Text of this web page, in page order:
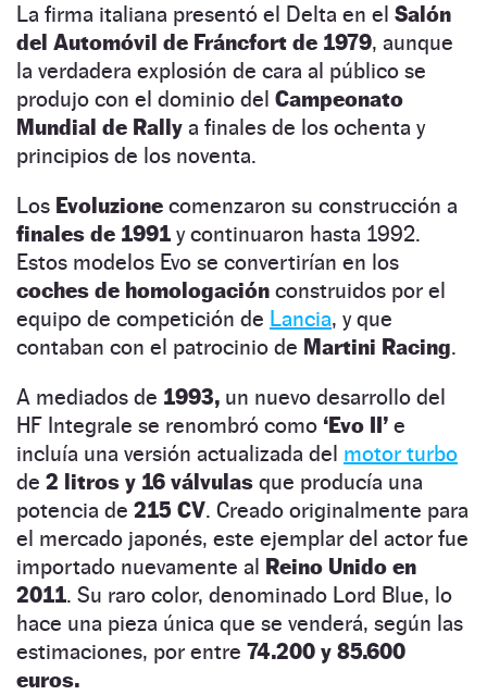
La firma italiana presentó el Delta en el Salón
del Automóvil de Fráncfort de 1979, aunque
la verdadera explosión de cara al público se
produjo con el dominio del Campeonato
Mundial de Rally a finales de los ochenta y
principios de los noventa.
Los Evoluzione comenzaron su construcción a
finales de 1991 y continuaron hasta 1992.
Estos modelos Evo se convertirían en los
coches de homologación construidos por el
equipo de competición de Lancia, y que
contaban con el patrocinio de Martini Racing.
A mediados de 1993, un nuevo desarrollo del
HF Integrale se renombró como ‘Evo II’ e
incluía una versión actualizada del motor turbo
de 2 litros y 16 válvulas que producía una
potencia de 215 CV. Creado originalmente para
el mercado japonés, este ejemplar del actor fue
importado nuevamente al
Reino Unido en
2011. Su raro color, denominado Lord Blue, lo
hace una pieza única que se venderá, según las
estimaciones, por entre 74.200 y 85.600
euros.